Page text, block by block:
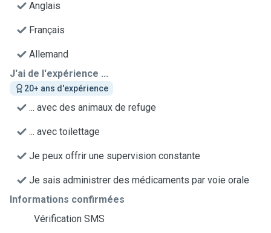
Anglais
Français
Allemand
J'ai de l'expérience ...
20+ ans d'expérience
... avec des animaux de refuge
... avec toilettage
Je peux offrir une supervision constante
Je sais administrer des médicaments par voie orale
Informations confirmées
Vérification SMS